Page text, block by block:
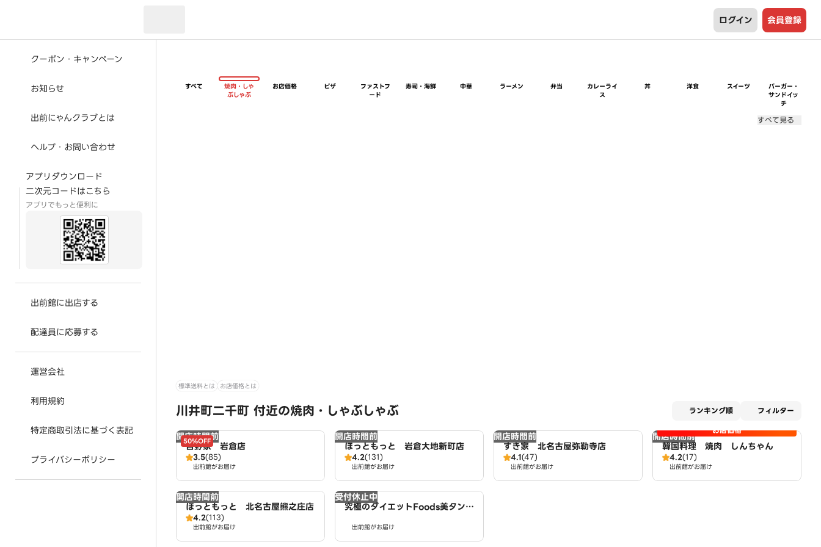
ログイン 会員登録
クーポン・キャンペーン
お知らせ
出前にゃんクラブとは
ヘルプ・お問い合わせ
アプリダウンロード
二次元コードはこちら
アプリでもっと便利に
出前館に出店する
配達員に応募する
運営会社
利用規約
特定商取引法に基づく表記
プライバシーポリシー
すべて
焼肉・しゃ
ぶしゃぶ
お店価格 ピザ
ファストフ
ード
寿司・海鮮 中華 ラーメン 弁当
カレーライ
ス
丼 洋食 スイーツ
バーガー・
サンドイッ
チ
すべて見る
標準送料とは お店価格とは
川井町二千町 付近の焼肉・しゃぶしゃぶ ランキング順 フィルター
開店時間前
50%OFF
吉野家 岩倉店
3.5(85)
出前館がお届け
開店時間前
ほっともっと 岩倉大地新町店
4.2(131)
出前館がお届け
開店時間前
すき家 北名古屋弥勒寺店
4.1(47)
出前館がお届け
開店時間前 お店価格
韓国料理 焼肉 しんちゃん
4.2(17)
出前館がお届け
開店時間前
ほっともっと 北名古屋熊之庄店
4.2(113)
出前館がお届け
受付休止中
究極のダイエットFoods美タンパ
出前館がお届け